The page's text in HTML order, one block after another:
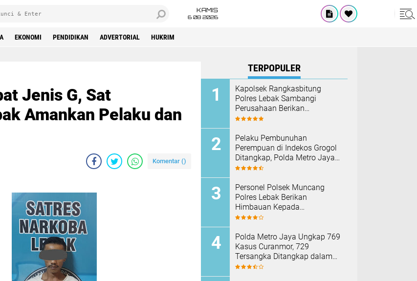
KAMIS
6 08 2026
EKONOMI PENDIDIKAN ADVERTORIAL HUKRIM
Jenis G, Sat
Amankan Pelaku dan
Komentar ()
TERPOPULER
Kapolsek Rangkasbitung
Polres Lebak Sambangi
Perusahaan Berikan
Himbauan Cegah Kebakaran
Pelaku Pembunuhan
Perempuan di Indekos Grogol
Ditangkap, Polda Metro Jaya
Sita Palu dan Sejumlah
Personel Polsek Muncang
Polres Lebak Berikan
Himbauan Kepada
Masyarakat Agar Tidak
Polda Metro Jaya Ungkap 769
Kasus Curanmor, 729
Tersangka Ditangkap dalam
Operasi Berantas Jaya 2026‎